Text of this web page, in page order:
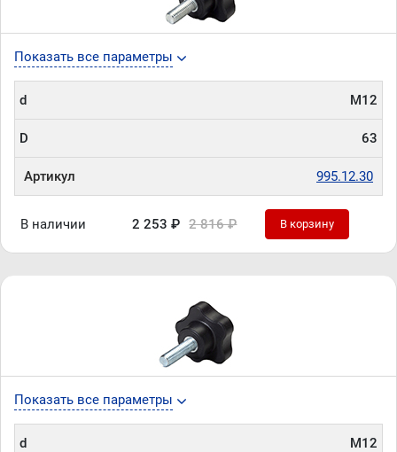
Показать все параметры
d М12
D 63
Артикул 995.12.30
В наличии 2 253 ₽ 2 816 ₽ В корзину
Показать все параметры
d М12